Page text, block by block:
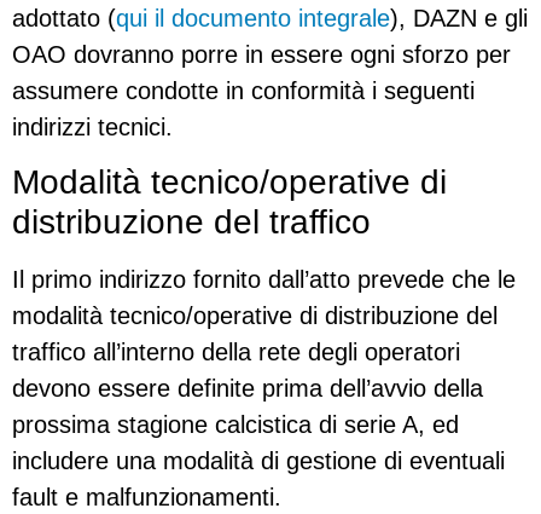
adottato (qui il documento integrale), DAZN e gli
OAO dovranno porre in essere ogni sforzo per
assumere condotte in conformità i seguenti
indirizzi tecnici.
Modalità tecnico/operative di
distribuzione del traffico
Il primo indirizzo fornito dall’atto prevede che le
modalità tecnico/operative di distribuzione del
traffico all’interno della rete degli operatori
devono essere definite prima dell’avvio della
prossima stagione calcistica di serie A, ed
includere una modalità di gestione di eventuali
fault e malfunzionamenti.